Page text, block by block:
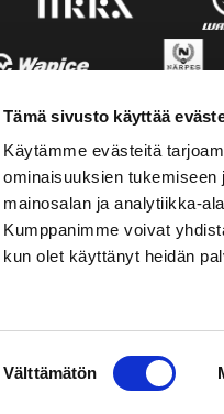
Tämä sivusto käyttää
Käytämme evästeitä
ominaisuuksien
mainosalan ja analytiikka-
Kumppanimme voivat
kun olet käyttänyt heidän
Välttämätön
Oy
Puh: 02